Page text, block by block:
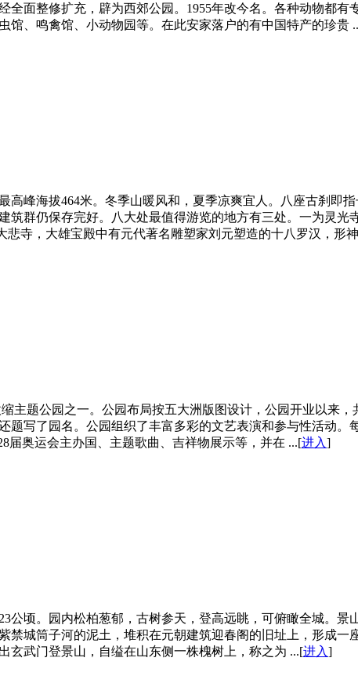
面整修扩充，辟为西郊公园。1955年改今名。各种动物都有
馆、鸣禽馆、小动物园等。在此安家落户的有中国特产的珍贵
峰海拔464米。冬季山暖风和，夏季凉爽宜人。八座古刹即
群仍保存完好。八大处最值得游览的地方有三处。一为灵光
寺，大雄宝殿中有元代著名雕塑家刘元塑造的十八罗汉，形
主题公园之一。公园布局按五大洲版图设计，公园开业以来，
写了园名。公园组织了丰富多彩的文艺表演和参与性活动。
届奥运会主办国、主题歌曲、吉祥物展示等，并在 ...[进入]
顷。园内松柏葱郁，古树参天，登高远眺，可俯瞰全城。景
城筒子河的泥土，堆积在元朝建筑迎春阁的旧址上，形成一
玄武门登景山，自缢在山东侧一株槐树上，称之为 ...[进入]